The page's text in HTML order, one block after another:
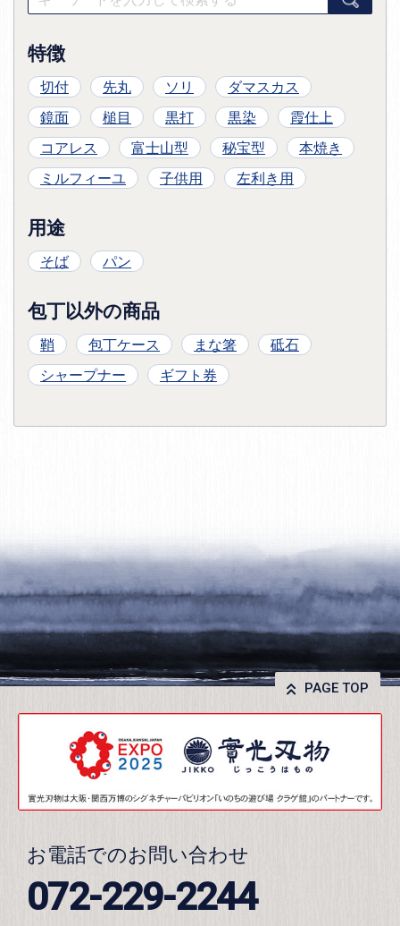
特徴
切付 先丸 ソリ
ダマスカス
鏡面
槌目 黒打 黒染
霞仕上
コアレス
富士山型 秘宝型
本焼き
ミルフィーユ
子供用 左利き用
用途
そば パン
包丁以外の商品
鞘 包丁ケース まな箸
砥石
シャープナー
ギフト券
PAGE TOP
お電話でのお問い合わせ
072-229-2244